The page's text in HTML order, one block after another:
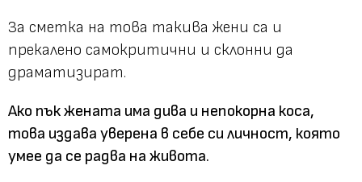
За сметка на това такива жени са и
прекалено самокритични и склонни да
драматизират.
Ако пък жената има дива и непокорна коса,
това издава уверена в себе си личност, която
умее да се радва на живота.